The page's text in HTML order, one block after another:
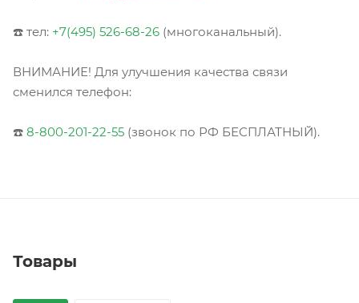
☎️ тел: +7(495) 526-68-26 (многоканальный).
ВНИМАНИЕ! Для улучшения качества связи
сменился телефон:
☎️ 8-800-201-22-55 (звонок по РФ БЕСПЛАТНЫЙ).
Товары